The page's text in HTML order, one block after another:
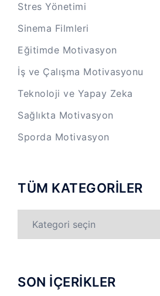
Stres Yönetimi
Sinema Filmleri
Eğitimde Motivasyon
İş ve Çalışma Motivasyonu
Teknoloji ve Yapay Zeka
Sağlıkta Motivasyon
Sporda Motivasyon
TÜM KATEGORİLER
KATEGORİLER
SON İÇERİKLER